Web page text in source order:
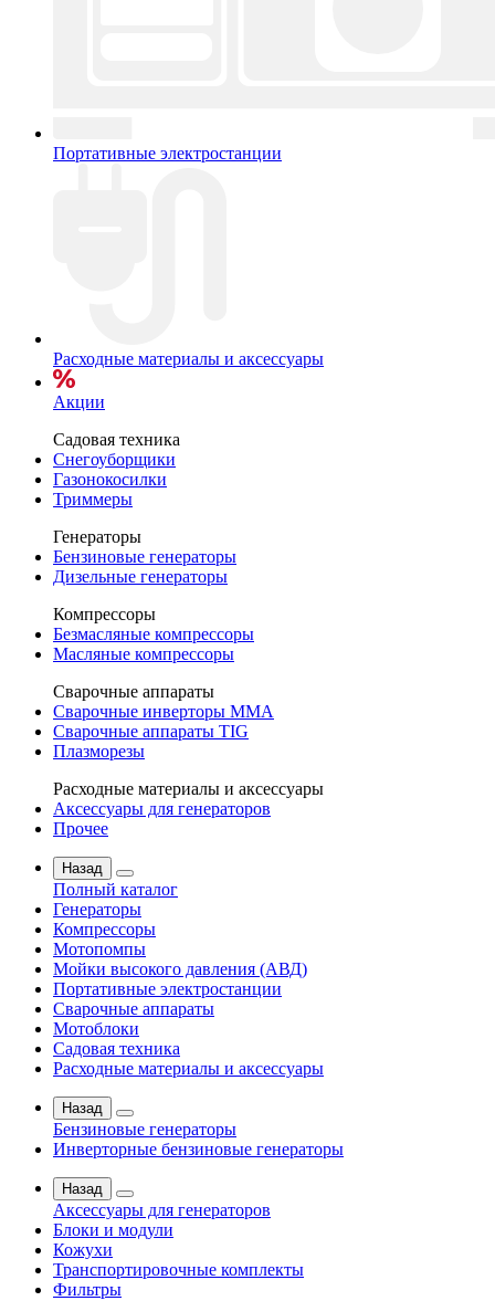
Портативные электростанции
Расходные материалы и аксессуары
Акции
Садовая техника
Снегоуборщики
Газонокосилки
Триммеры
Генераторы
Бензиновые генераторы
Дизельные генераторы
Компрессоры
Безмасляные компрессоры
Масляные компрессоры
Сварочные аппараты
Сварочные инверторы MMA
Сварочные аппараты TIG
Плазморезы
Расходные материалы и аксессуары
Аксессуары для генераторов
Прочее
Назад
Полный каталог
Генераторы
Компрессоры
Мотопомпы
Мойки высокого давления (АВД)
Портативные электростанции
Сварочные аппараты
Мотоблоки
Садовая техника
Расходные материалы и аксессуары
Назад
Бензиновые генераторы
Инверторные бензиновые генераторы
Назад
Аксессуары для генераторов
Блоки и модули
Кожухи
Транспортировочные комплекты
Фильтры